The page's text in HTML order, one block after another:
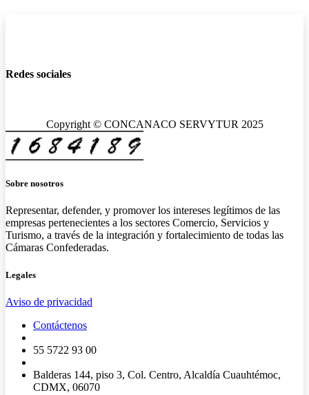
Redes sociales
Copyright © CONCANACO SERVYTUR 2025
Sobre nosotros
Representar, defender, y promover los intereses legítimos de las
empresas pertenecientes a los sectores Comercio, Servicios y
Turismo, a través de la integración y fortalecimiento de todas las
Cámaras Confederadas.
Legales
Aviso de privacidad
Contáctenos
55 5722 93 00
Balderas 144, piso 3, Col. Centro, Alcaldía Cuauhtémoc,
CDMX, 06070